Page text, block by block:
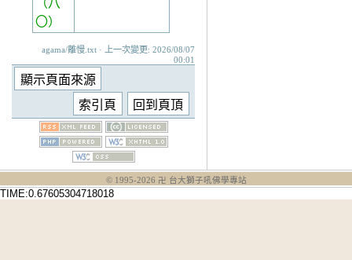
（八
〇）
agama/離慢.txt · 上一次變更: 2026/08/07
00:01
© 1995-2026 卍 台大獅子吼佛學專站
TIME:0.67605304718018